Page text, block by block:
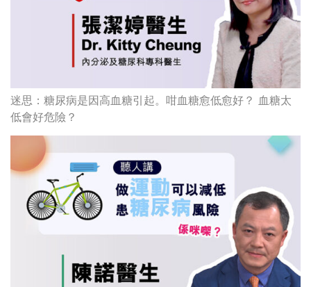
迷思：糖尿病是因高血糖引起。咁血糖愈低愈好？ 血糖太
低會好危險？